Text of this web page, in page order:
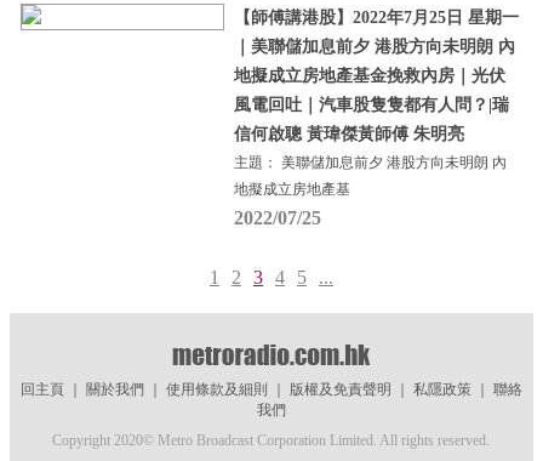
【師傅講港股】2022年7月25日 星期一
｜美聯儲加息前夕 港股方向未明朗 內
地擬成立房地產基金挽救內房｜光伏
風電回吐｜汽車股隻隻都有人問？|瑞
信何啟聰 黃瑋傑黃師傅 朱明亮
主題： 美聯儲加息前夕 港股方向未明朗 內
地擬成立房地產基
2022/07/25
1 2 3 4 5 ...
回主頁｜ 關於我們 使用條款及細則 版權及免責聲明 私隱政策｜ 聯絡
我們
Copyright 2020© Metro Broadcast Corporation Limited. All rights reserved.